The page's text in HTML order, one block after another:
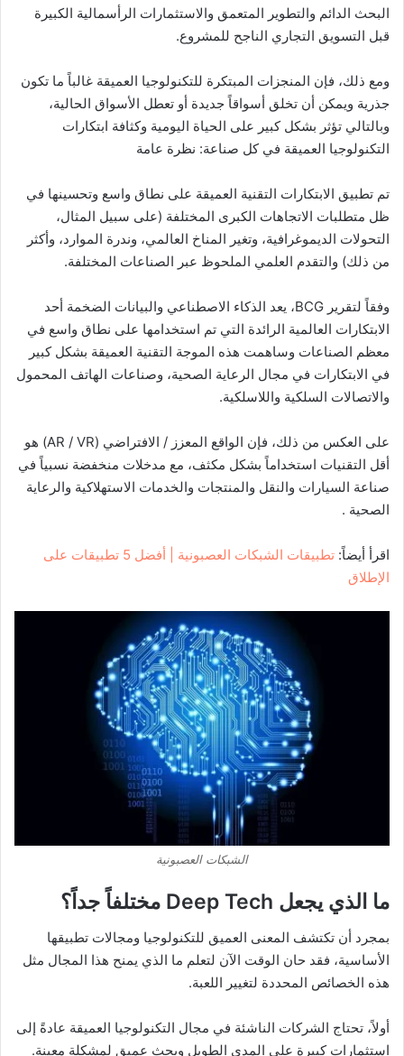
البحث الدائم والتطوير المتعمق والاستثمارات الرأسمالية الكبيرة
قبل التسويق التجاري الناجح للمشروع.
ومع ذلك، فإن المنجزات المبتكرة للتكنولوجيا العميقة غالباً ما تكون
جذرية ويمكن أن تخلق أسواقاً جديدة أو تعطل الأسواق الحالية،
وبالتالي تؤثر بشكل كبير على الحياة اليومية وكثافة ابتكارات
التكنولوجيا العميقة في كل صناعة: نظرة عامة
تم تطبيق الابتكارات التقنية العميقة على نطاق واسع وتحسينها في
ظل متطلبات الاتجاهات الكبرى المختلفة (على سبيل المثال،
التحولات الديموغرافية، وتغير المناخ العالمي، وندرة الموارد، وأكثر
من ذلك) والتقدم العلمي الملحوظ عبر الصناعات المختلفة.
وفقاً لتقرير BCG، يعد الذكاء الاصطناعي والبيانات الضخمة أحد
الابتكارات العالمية الرائدة التي تم استخدامها على نطاق واسع في
معظم الصناعات وساهمت هذه الموجة التقنية العميقة بشكل كبير
في الابتكارات في مجال الرعاية الصحية، وصناعات الهاتف المحمول
والاتصالات السلكية واللاسلكية.
على العكس من ذلك، فإن الواقع المعزز / الافتراضي (AR / VR) هو
أقل التقنيات استخداماً بشكل مكثف، مع مدخلات منخفضة نسبياً في
صناعة السيارات والنقل والمنتجات والخدمات الاستهلاكية والرعاية
الصحية .
اقرأ أيضاً:
تطبيقات الشبكات العصبونية | أفضل 5 تطبيقات على
الإطلاق
الشبكات العصبونية
ما الذي يجعل Deep Tech مختلفاً جداً؟
بمجرد أن تكتشف المعنى العميق للتكنولوجيا ومجالات تطبيقها
الأساسية، فقد حان الوقت الآن لتعلم ما الذي يمنح هذا المجال مثل
هذه الخصائص المحددة لتغيير اللعبة.
أولاً، تحتاج الشركات الناشئة في مجال التكنولوجيا العميقة عادةً إلى
استثمارات كبيرة على المدى الطويل وبحث عميق لمشكلة معينة.